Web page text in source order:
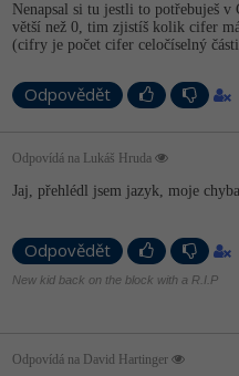
Nenapsal si tu jestli to potřebuješ
větší než 0, tim zjistíš kolik cifer
(cifry je počet cifer celočíselný
Odpovědět
Odpovídá na Lukáš Hruda
Jaj, přehlédl jsem jazyk, moje chyba
Odpovědět
New kid back on the block with a R.I.P
Odpovídá na David Hartinger